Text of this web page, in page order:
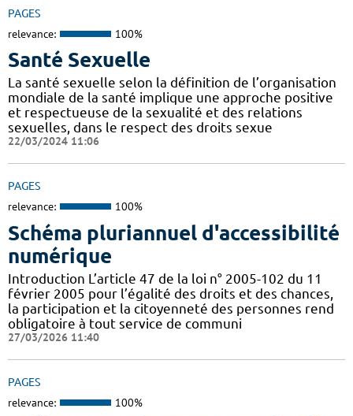
PAGES
relevance: 100%
Santé Sexuelle
La santé sexuelle selon la définition de l’organisation
mondiale de la santé implique une approche positive
et respectueuse de la sexualité et des relations
sexuelles, dans le respect des droits sexue
22/03/2024 11:06
PAGES
relevance: 100%
Schéma pluriannuel d'accessibilité
numérique
Introduction L’article 47 de la loi n° 2005-102 du 11
février 2005 pour l’égalité des droits et des chances,
la participation et la citoyenneté des personnes rend
obligatoire à tout service de communi
27/03/2026 11:40
PAGES
relevance: 100%